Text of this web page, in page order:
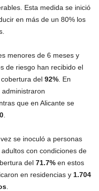
Esta medida se inició
en más de un 80% los
menores de 6 meses y
de riesgo han recibido el
del 92% . En
que en Alicante se
se inoculó a personas
con condiciones de
del 71.7% en estos
en residencias y 1.704